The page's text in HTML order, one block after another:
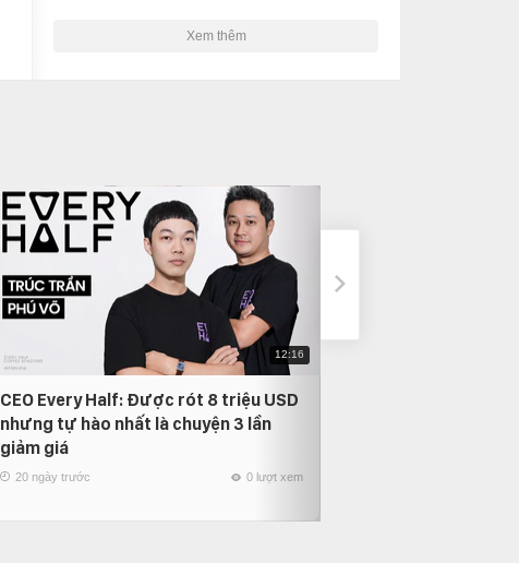
Xem thêm
12:16
CEO Every Half: Được rót 8 triệu USD
nhưng tự hào nhất là chuyện 3 lần
giảm giá
20 ngày trước 0 lượt xem